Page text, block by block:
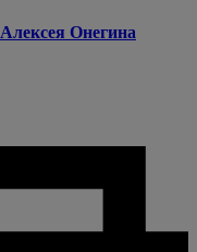
Алексея Онегина